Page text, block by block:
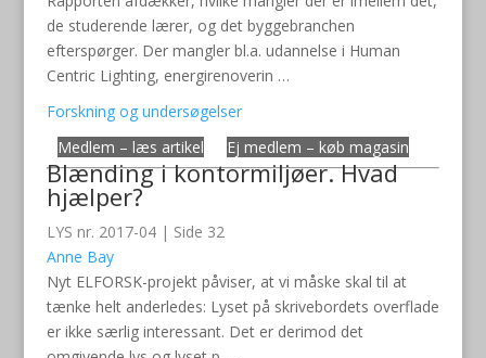
de studerende lærer, og det byggebranchen
efterspørger. Der mangler bl.a. udannelse i Human
Centric Lighting, energirenoverin …
Forskning og undersøgelser
Medlem – læs artikel
Ej medlem – køb magasin
Blænding i kontormiljøer. Hvad
hjælper?
LYS nr. 2017-04 | Side 32
Anne Bay
Nyt ELFORSK-projekt påviser, at vi måske skal til at
tænke helt anderledes: Lyset på skrivebordets overflade
er ikke særlig interessant. Det er derimod det